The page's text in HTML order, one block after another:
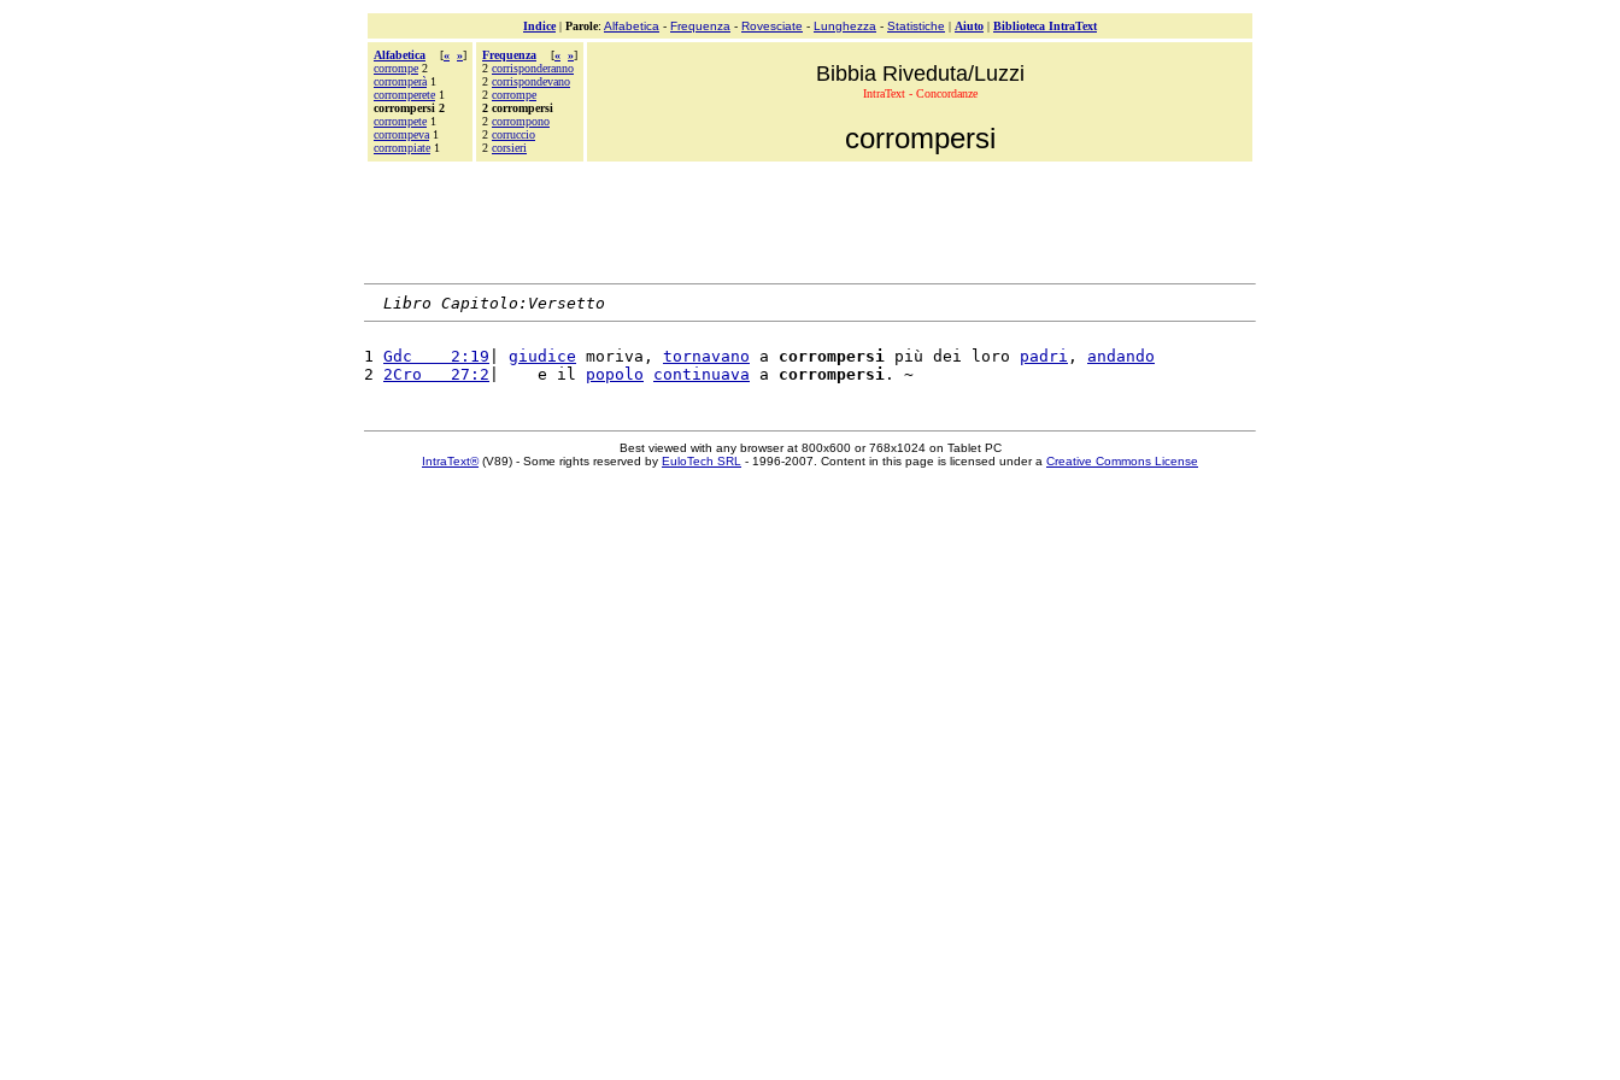
Indice| Parole: Alfabetica - Frequenza - Rovesciate - Lunghezza - Statistiche | Aiuto | Biblioteca IntraText
Alfabetica [« »]
corrompe 2
corromperà 1
corromperete 1
corrompersi 2
corrompete 1
corrompeva 1
corrompiate 1
Frequenza [« »]
2 corrisponderanno
2 corrispondevano
2 corrompe
2 corrompersi
2 corrompono
2 corruccio
2 corsieri
Bibbia Riveduta/Luzzi
IntraText - Concordanze
corrompersi
Libro Capitolo:Versetto
1 Gdc    2:19 giudice moriva, tornavano a corrompersi più dei loro padri , andando
2 2Cro   27:2 |    e il popolo continuava a corrompersi
Best viewed with any browser at 800x600 or 768x1024 on Tablet PC
IntraText®(V89) - Some rights reserved by EuloTech SRL - 1996-2007. Content in this page is licensed under a Creative Commons License